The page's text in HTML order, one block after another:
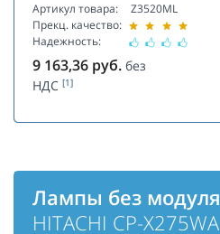
Артикул товара:
Прекц. качество:
Надежность:
Z3520ML
9 163,36 руб. без
НДС [1]
Лампы без модуля
HITACHI CP-X275WA